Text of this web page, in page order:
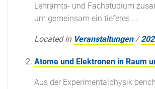
Lehramts- und Fachstudium
um gemeinsam ein tieferes ...
Located in Veranstaltungen /
Atome und Elektronen in Raum
Aus der Experimentalphysik